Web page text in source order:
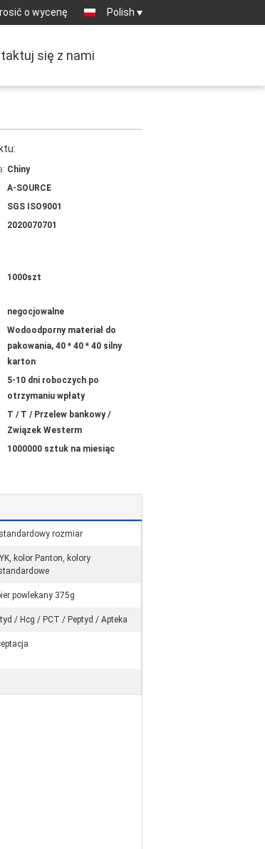
o wycenę Polish
się z nami
Chiny
A-SOURCE
SGS ISO9001
2020070701
1000szt
negocjowalne
Wodoodporny materiał do
pakowania, 40 * 40 * 40 silny
karton
5-10 dni roboczych po
otrzymaniu wpłaty
T / T / Przelew bankowy /
Związek Westerm
1000000 sztuk na miesiąc
rozmiar
kolor Panton, kolory
powlekany 375g
/ Hcg / PCT / Peptyd / Apteka